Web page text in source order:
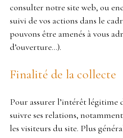
consulter notre site web, ou
suivi de vos actions dans le
pouvons être amenés à vous
d’ouverture…).
Finalité de la collecte
Pour assurer l’intérêt légitime
suivre ses relations,
les visiteurs du site. Plus